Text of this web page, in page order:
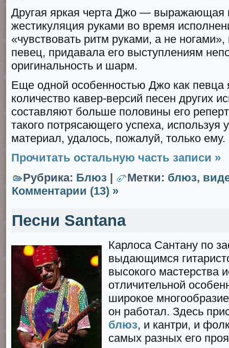
Другая яркая черта Джо — выражающая
жестикуляция руками во время
«чувствовать ритм руками, а не
певец, придавала его выступлениям
оригинальность и шарм.
Еще одной особенностью Джо как певца
количество кавер-версий песен других
составляют больше половины его
такого потрясающего успеха, используя
материал, удалось, пожалуй, только ему.
Прочитать остальную часть записи »
Рубрика: Блюз | Метки: блюз,
Комментарии (13) »
Песни Santana
Карлоса Сантану по
выдающимся
высокого мастерства
отличительной
широкое
он работал. Здесь
блюз, и кантри, и
самых разных его